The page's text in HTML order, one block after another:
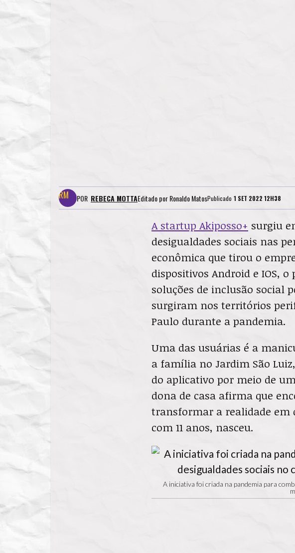
POR REBECA MOTTAEditado porRonaldo MatosPublicado 1 SET 2022 12H38
A startup Akiposso+ surgiu
desigualdades sociais nas
econômica que tirou o
dispositivos Android e IOS,
soluções de inclusão social
surgiram nos territórios
Paulo durante a pandemia.
Uma das usuárias é a
a família no Jardim São
do aplicativo por meio de
dona de casa afirma que
transformar a realidade em
com 11 anos, nasceu.
A iniciativa foi criada na pandemia para